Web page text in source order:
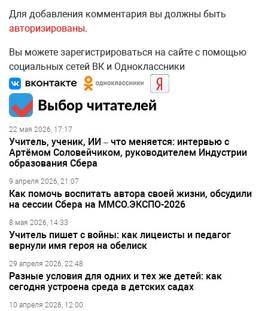
Для добавления комментария вы должны быть
авторизированы.
Вы можете зарегистрироваться на сайте с помощью
социальных сетей ВК и Одноклассники
Выбор читателей
22 мая 2026, 17:17
Учитель, ученик, ИИ – что меняется: интервью с
Артёмом Соловейчиком, руководителем Индустрии
образования Сбера
9 апреля 2026, 21:07
Как помочь воспитать автора своей жизни, обсудили
на сессии Сбера на ММСО.ЭКСПО-2026
8 мая 2026, 14:33
Учитель пишет с войны: как лицеисты и педагог
вернули имя героя на обелиск
29 апреля 2026, 22:48
Разные условия для одних и тех же детей: как
сегодня устроена среда в детских садах
10 апреля 2026, 12:00